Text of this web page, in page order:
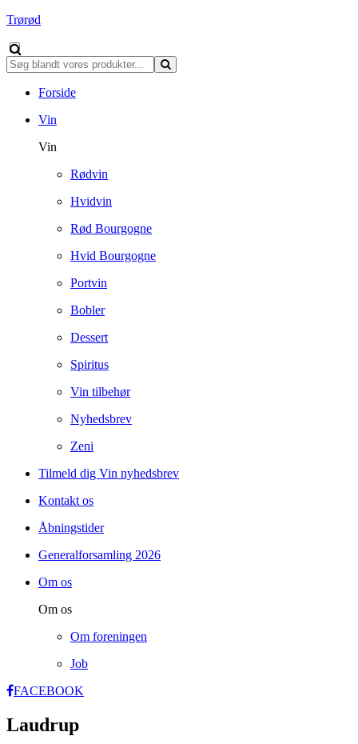
Trørød
Forside
Vin
Vin
Rødvin
Hvidvin
Rød Bourgogne
Hvid Bourgogne
Portvin
Bobler
Dessert
Spiritus
Vin tilbehør
Nyhedsbrev
Zeni
Tilmeld dig Vin nyhedsbrev
Kontakt os
Åbningstider
Generalforsamling 2026
Om os
Om os
Om foreningen
Job
FACEBOOK
Laudrup